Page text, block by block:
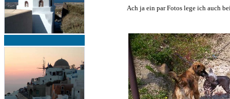
Ach ja ein par Fotos lege ich auch